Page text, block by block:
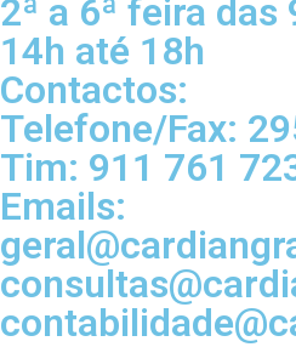
2ª a 6ª feira das
14h até 18h
Contactos:
Telefone/Fax:
Tim: 911 761
Emails: